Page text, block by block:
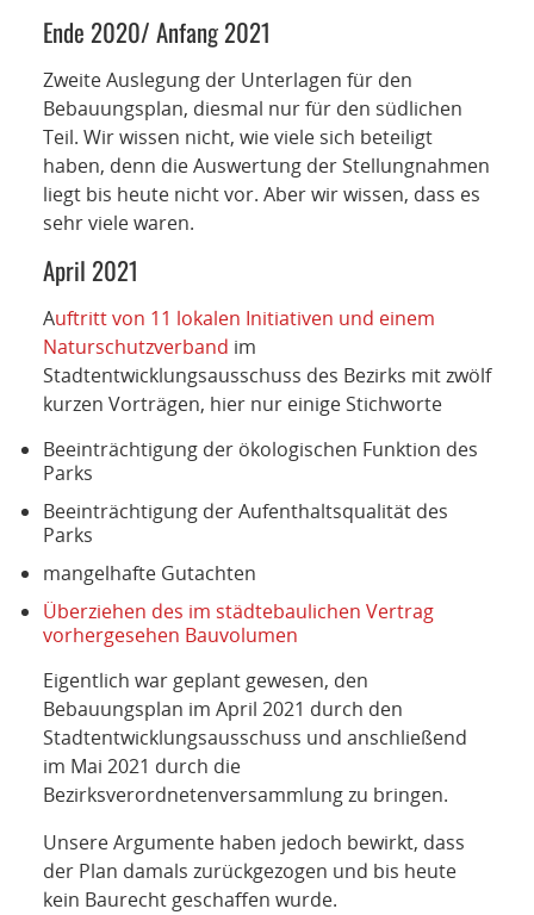
Ende 2020/ Anfang 2021
Zweite Auslegung der Unterlagen für den
Bebauungsplan, diesmal nur für den südlichen
Teil. Wir wissen nicht, wie viele sich beteiligt
haben, denn die Auswertung der Stellungnahmen
liegt bis heute nicht vor. Aber wir wissen, dass es
sehr viele waren.
April 2021
Auftritt von 11 lokalen Initiativen und einem
Naturschutzverband im
Stadtentwicklungsausschuss des Bezirks mit zwölf
kurzen Vorträgen, hier nur einige Stichworte
Beeinträchtigung der ökologischen Funktion des
Parks
Beeinträchtigung der Aufenthaltsqualität des
Parks
mangelhafte Gutachten
Überziehen des im städtebaulichen Vertrag
vorhergesehen Bauvolumen
Eigentlich war geplant gewesen, den
Bebauungsplan im April 2021 durch den
Stadtentwicklungsausschuss und anschließend
im Mai 2021 durch die
Bezirksverordnetenversammlung zu bringen.
Unsere Argumente haben jedoch bewirkt, dass
der Plan damals zurückgezogen und bis heute
kein Baurecht geschaffen wurde.